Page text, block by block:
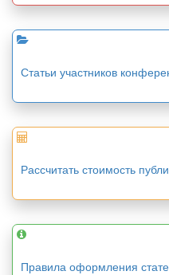
Статьи участников
Рассчитать стоимость
Правила оформления